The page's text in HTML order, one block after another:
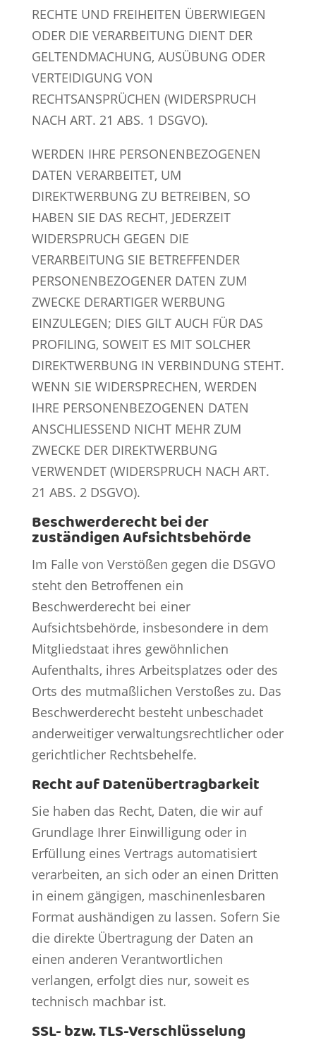
RECHTE UND FREIHEITEN ÜBERWIEGEN
ODER DIE VERARBEITUNG DIENT DER
GELTENDMACHUNG, AUSÜBUNG ODER
VERTEIDIGUNG VON
RECHTSANSPRÜCHEN (WIDERSPRUCH
NACH ART. 21 ABS. 1 DSGVO).
WERDEN IHRE PERSONENBEZOGENEN
DATEN VERARBEITET, UM
DIREKTWERBUNG ZU BETREIBEN, SO
HABEN SIE DAS RECHT, JEDERZEIT
WIDERSPRUCH GEGEN DIE
VERARBEITUNG SIE BETREFFENDER
PERSONENBEZOGENER DATEN ZUM
ZWECKE DERARTIGER WERBUNG
EINZULEGEN; DIES GILT AUCH FÜR DAS
PROFILING, SOWEIT ES MIT SOLCHER
DIREKTWERBUNG IN VERBINDUNG STEHT.
WENN SIE WIDERSPRECHEN, WERDEN
IHRE PERSONENBEZOGENEN DATEN
ANSCHLIESSEND NICHT MEHR ZUM
ZWECKE DER DIREKTWERBUNG
VERWENDET (WIDERSPRUCH NACH ART.
21 ABS. 2 DSGVO).
Beschwerde­recht bei der
zuständigen Aufsichts­behörde
Im Falle von Verstößen gegen die DSGVO
steht den Betroffenen ein
Beschwerderecht bei einer
Aufsichtsbehörde, insbesondere in dem
Mitgliedstaat ihres gewöhnlichen
Aufenthalts, ihres Arbeitsplatzes oder des
Orts des mutmaßlichen Verstoßes zu. Das
Beschwerderecht besteht unbeschadet
anderweitiger verwaltungsrechtlicher oder
gerichtlicher Rechtsbehelfe.
Recht auf Daten­übertrag­barkeit
Sie haben das Recht, Daten, die wir auf
Grundlage Ihrer Einwilligung oder in
Erfüllung eines Vertrags automatisiert
verarbeiten, an sich oder an einen Dritten
in einem gängigen, maschinenlesbaren
Format aushändigen zu lassen. Sofern Sie
die direkte Übertragung der Daten an
einen anderen Verantwortlichen
verlangen, erfolgt dies nur, soweit es
technisch machbar ist.
SSL- bzw. TLS-Verschlüsselung